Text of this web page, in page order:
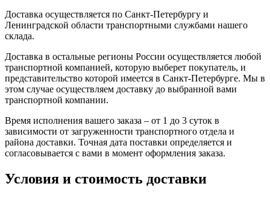
Доставка осуществляется по Санкт-Петербургу и
Ленинградской области транспортными службами нашего
склада.
Доставка в остальные регионы России осуществляется любой
транспортной компанией, которую выберет покупатель, и
представительство которой имеется в Санкт-Петербурге. Мы в
этом случае осуществляем доставку до выбранной вами
транспортной компании.
Время исполнения вашего заказа – от 1 до 3 суток в
зависимости от загруженности транспортного отдела и
района доставки. Точная дата поставки определяется и
согласовывается с вами в момент оформления заказа.
Условия и стоимость доставки